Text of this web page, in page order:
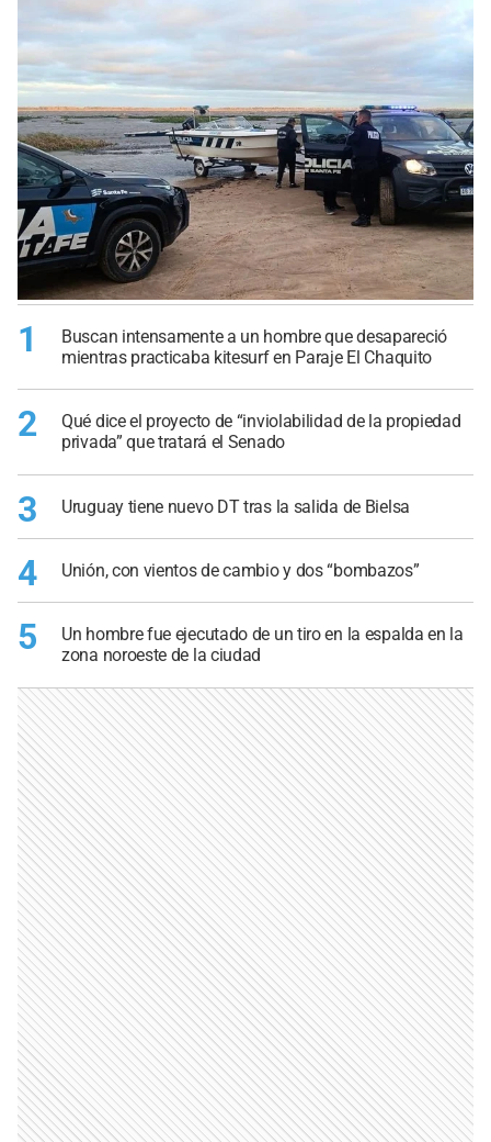
1
Buscan intensamente a un hombre que desapareció
mientras practicaba kitesurf en Paraje El Chaquito
2
Qué dice el proyecto de “inviolabilidad de la propiedad
privada” que tratará el Senado
3 Uruguay tiene nuevo DT tras la salida de Bielsa
4 Unión, con vientos de cambio y dos “bombazos”
5
Un hombre fue ejecutado de un tiro en la espalda en la
zona noroeste de la ciudad